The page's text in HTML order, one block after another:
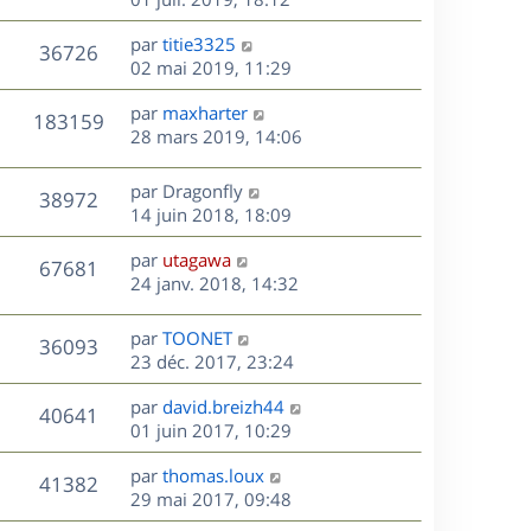
a
g
e
e
s
s
a
g
e
e
r
m
e
s
s
e
u
e
s
r
n
i
e
r
m
e
s
s
a
g
e
36726V
u
e
D
e
r
n
i
e
r
m
e
s
s
e
par titie3325
02 mai 2019, 11:29
183159V
u
D
e
n
i
e
r
m
s
a
e
par maxharter
28 mars 2019, 14:06
38972V
u
D
e
r
n
i
e
r
m
e
s
s
a
g
e
par Dragonfly
14 juin 2018, 18:09
67681
u
e
D
e
n
i
e
r
m
e
s
s
a
par utagawa
24 janv. 2018, 14:32
36093V
u
s
D
e
r
n
i
e
r
m
e
par TOONET
23 déc. 2017, 23:24
40641
u
e
D
e
r
n
i
e
par david.breizh44
01 juin 2017, 10:29
41382V
u
D
e
r
par thomas.loux
29 mai 2017, 09:48